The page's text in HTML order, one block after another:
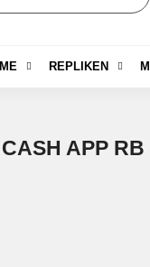
REPLIKEN
APP